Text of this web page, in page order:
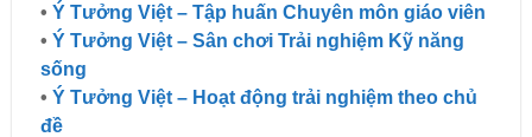
• Ý Tưởng Việt – Tập huấn Chuyên môn giáo viên
• Ý Tưởng Việt – Sân chơi Trải nghiệm Kỹ năng
sống
• Ý Tưởng Việt – Hoạt động trải nghiệm theo chủ
đề